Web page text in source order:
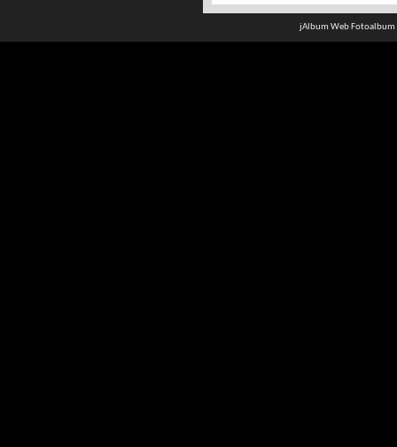
jAlbum Web Fotoalbum